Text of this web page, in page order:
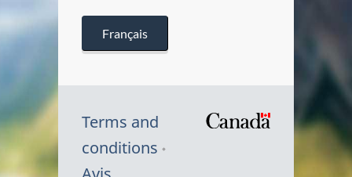
Français
Terms and
conditions